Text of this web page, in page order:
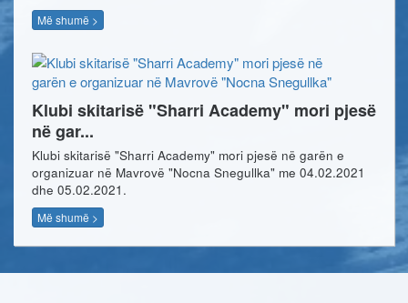
Më shumë >
Klubi skitarisë "Sharri Academy" mori pjesë
në gar...
Klubi skitarisë "Sharri Academy" mori pjesë në garën e
organizuar në Mavrovë "Nocna Snegullka" me 04.02.2021
dhe 05.02.2021.
Më shumë >